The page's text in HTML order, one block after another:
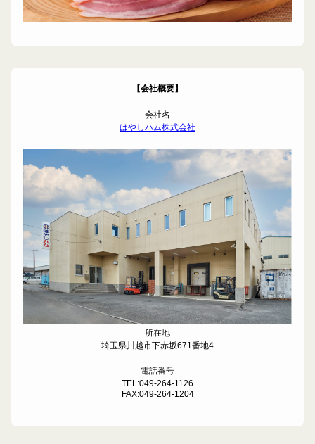
【会社概要】
会社名
はやしハム株式会社
所在地
埼玉県川越市下赤坂671番地4
電話番号
TEL:049-264-1126
FAX:049-264-1204